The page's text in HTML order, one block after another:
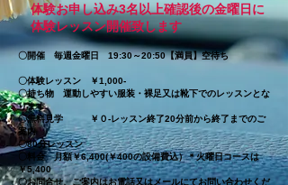
体験お申し込み3名以上確認後の金曜日に
体験レッスン開催致します
​〇開催 毎週金曜日 19:30～20:50【満員】空待ち
〇体験レッスン ￥1,000-
​〇持ち物 運動しやすい服装・裸足又は靴下でのレッスンとな
ります
〇無料見学 ￥０-レッスン終了20分前から終了までのご
案内
〇80分レッスン
〇料金 月額￥6,400(￥400の設備費込）＊火曜日コースは
￥5,400
〇お問合せ、ご案内はお電話又はメールにてお問い合わせくだ